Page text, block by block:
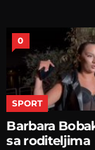
0
SPORT
Barbara
sa roditeljima